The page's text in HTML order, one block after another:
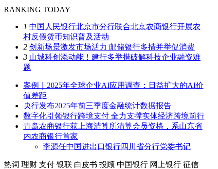
RANKING TODAY
1 中国人民银行北京市分行联合北京农商银行开展农
村反假货币知识普及活动
2 创新场景激发市场活力 邮储银行多措并举促消费
3 山城科创添动能！建行多举措破解科技企业融资难
题
案例｜2025年全球企业AI应用调查：日益扩大的AI价
值差距
央行发布2025年前三季度金融统计数据报告
数字化引领银行跨境支付 全力支撑实体经济跨境前行
青岛农商银行获上海清算所清算会员资格，系山东省
内农商银行首家
李源任中国进出口银行四川省分行党委书记
热词 理财 支付 银联 白皮书 投顾 中国银行 网上银行 征信